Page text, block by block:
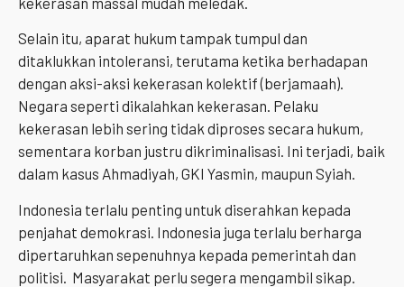
Selain itu, aparat hukum tampak tumpul dan
ditaklukkan intoleransi, terutama ketika berhadapan
dengan aksi-aksi kekerasan kolektif (berjamaah).
Negara seperti dikalahkan kekerasan. Pelaku
kekerasan lebih sering tidak diproses secara hukum,
sementara korban justru dikriminalisasi. Ini terjadi, baik
dalam kasus Ahmadiyah, GKI Yasmin, maupun Syiah.
Indonesia terlalu penting untuk diserahkan kepada
penjahat demokrasi. Indonesia juga terlalu berharga
dipertaruhkan sepenuhnya kepada pemerintah dan
politisi. Masyarakat perlu segera mengambil sikap.